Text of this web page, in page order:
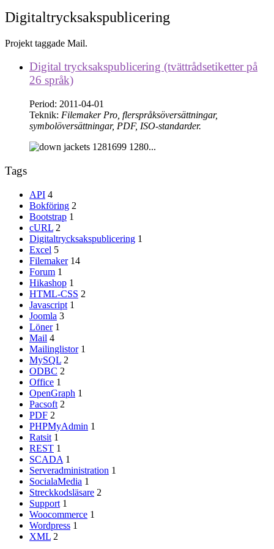
Digitaltrycksakspublicering
Projekt taggade Mail.
Digital trycksakspublicering (tvättrådsetiketter på
26 språk)
Period: 2011-04-01
Teknik: Filemaker Pro, flerspråksöversättningar,
symbolöversättningar, PDF, ISO-standarder.
...
Tags
API 4
Bokföring 2
Bootstrap 1
cURL 2
Digitaltrycksakspublicering 1
Excel 5
Filemaker 14
Forum 1
Hikashop 1
HTML-CSS 2
Javascript 1
Joomla 3
Löner 1
Mail 4
Mailinglistor 1
MySQL 2
ODBC 2
Office 1
OpenGraph 1
Pacsoft 2
PDF 2
PHPMyAdmin 1
Ratsit 1
REST 1
SCADA 1
Serveradministration 1
SocialaMedia 1
Streckkodsläsare 2
Support 1
Woocommerce 1
Wordpress 1
XML 2